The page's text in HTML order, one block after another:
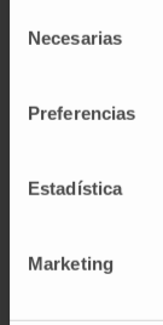
Necesarias
Preferencias
Estadística
Marketing
corto
de
En caso